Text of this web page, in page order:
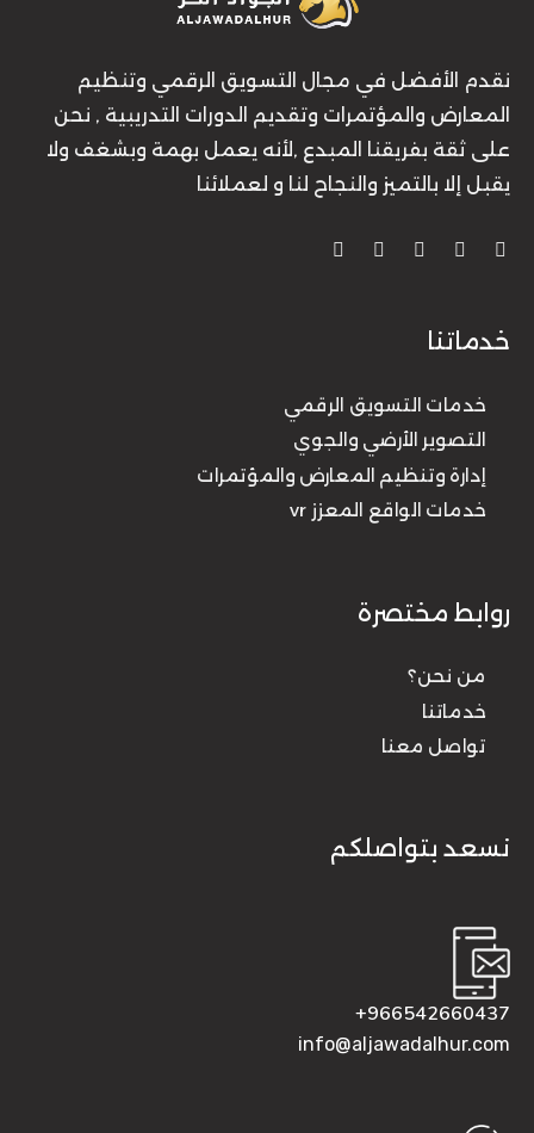
نقدم الأفضل في مجال التسويق الرقمي وتنظيم
المعارض والمؤتمرات وتقديم الدورات التدريبية , نحن
على ثقة بفريقنا المبدع ,لأنه يعمل بهمة وبشغف ولا
يقبل إلا بالتميز والنجاح لنا و لعملائنا
خدماتنا
خدمات التسويق الرقمي
التصوير الأرضي والجوي
إدارة وتنظيم المعارض والمؤتمرات
خدمات الواقع المعزز vr
روابط مختصرة
من نحن؟
خدماتنا
تواصل معنا
نسعد بتواصلكم
966542660437+
info@aljawadalhur.com